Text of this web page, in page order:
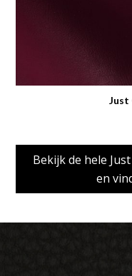
Just
Bekijk de hele
en